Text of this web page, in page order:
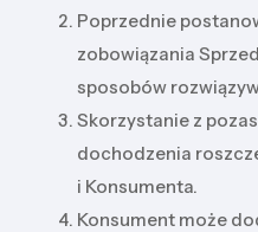
Poprzednie
zobowiązania
sposobów
Skorzystanie z
dochodzenia
i Konsumenta.
Konsument może